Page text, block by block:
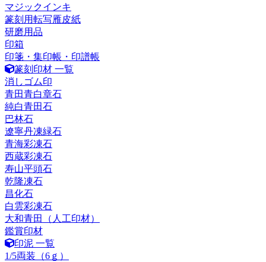
マジックインキ
篆刻用転写雁皮紙
研磨用品
印箱
印箋・集印帳・印譜帳
篆刻印材 一覧
消しゴム印
青田青白章石
純白青田石
巴林石
遼寧丹凍緑石
青海彩凍石
西蔵彩凍石
寿山平頭石
乾隆凍石
昌化石
白雲彩凍石
大和青田（人工印材）
鑑賞印材
印泥 一覧
1/5両装（6ｇ）